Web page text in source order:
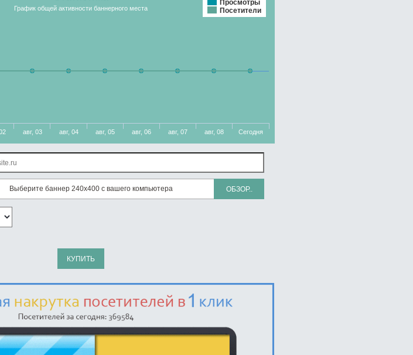
График общей активности баннерного места
Просмотры
Посетители
авг, 03 авг, 04 авг, 05 авг, 06 авг, 07 авг, 08 Сегодня
Выберите баннер 240x400 с вашего компьютера ОБЗОР..
КУПИТЬ